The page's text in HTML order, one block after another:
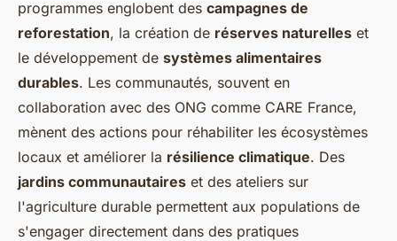
programmes englobent des campagnes de
reforestation, la création de réserves naturelles et
le développement de systèmes alimentaires
durables. Les communautés, souvent en
collaboration avec des ONG comme CARE France,
mènent des actions pour réhabiliter les écosystèmes
locaux et améliorer la résilience climatique. Des
jardins communautaires et des ateliers sur
l'agriculture durable permettent aux populations de
s'engager directement dans des pratiques